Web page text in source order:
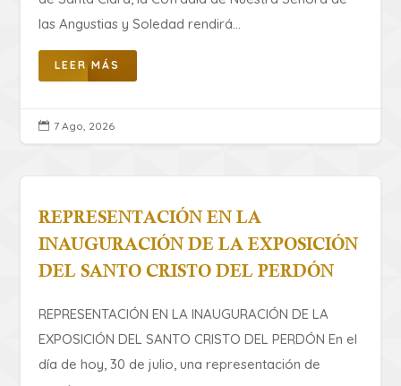
las Angustias y Soledad rendirá...
LEER MÁS
 7 Ago, 2026
REPRESENTACIÓN EN LA
INAUGURACIÓN DE LA EXPOSICIÓN
DEL SANTO CRISTO DEL PERDÓN
REPRESENTACIÓN EN LA INAUGURACIÓN DE LA
EXPOSICIÓN DEL SANTO CRISTO DEL PERDÓN ​En el
día de hoy, 30 de julio, una representación de